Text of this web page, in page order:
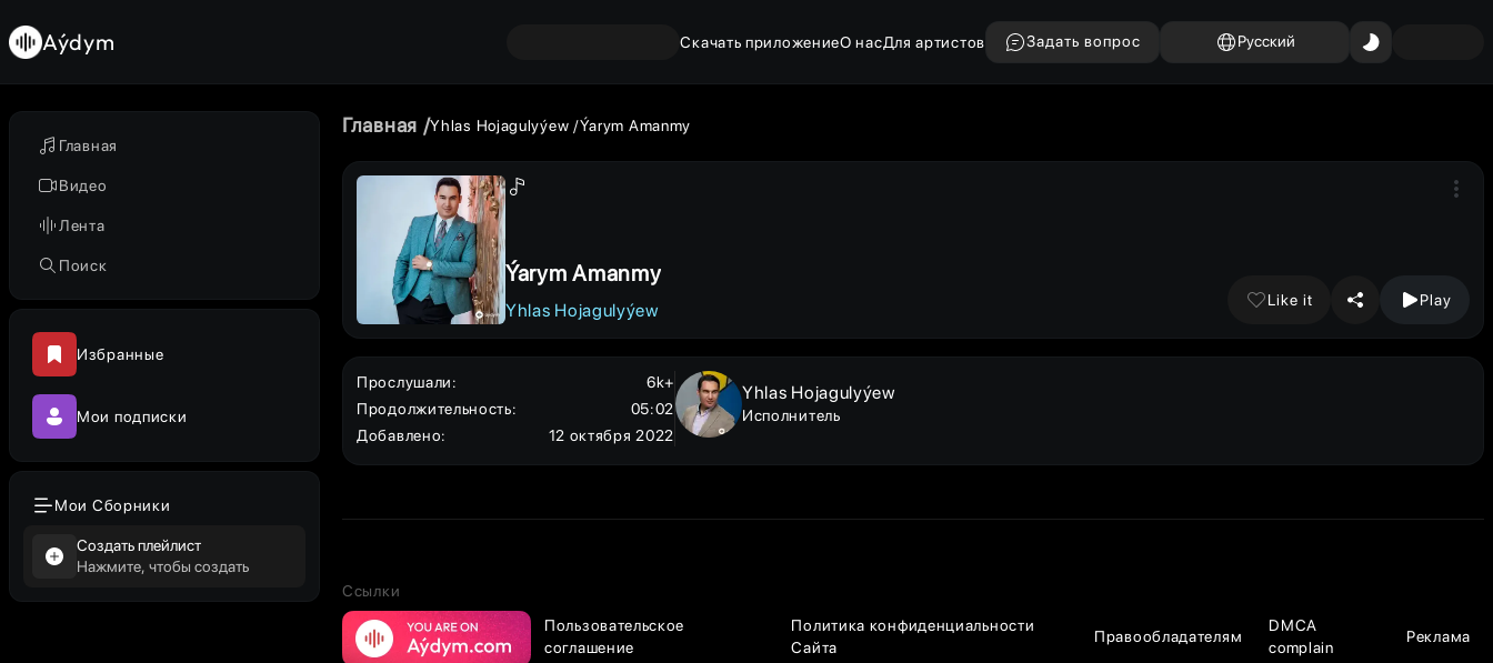
Главная
Видео
Лента
Поиск
Избранные
Мои подписки
Мои Сборники
Создать плейлист
Нажмите, чтобы создать
Aýdym Скачать приложениеО насДля артистов Задать вопрос Русский
Главная Yhlas Hojagulyýew Ýarym Amanmy
Ýarym Amanmy
Yhlas Hojagulyýew
Like it Play
Прослушали:
6k+
Продолжительность:
05:02
Добавлено: 12 октября 2022
Yhlas Hojagulyýew
Исполнитель
Ссылки
Пользовательское
соглашение
Политика конфиденциальности
Сайта
Правообладателям
DMCA
complain
Реклама